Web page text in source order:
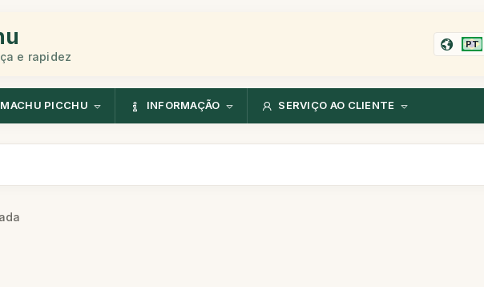
e rapidez
PT
MACHU PICCHU INFORMAÇÃO SERVIÇO AO CLIENTE